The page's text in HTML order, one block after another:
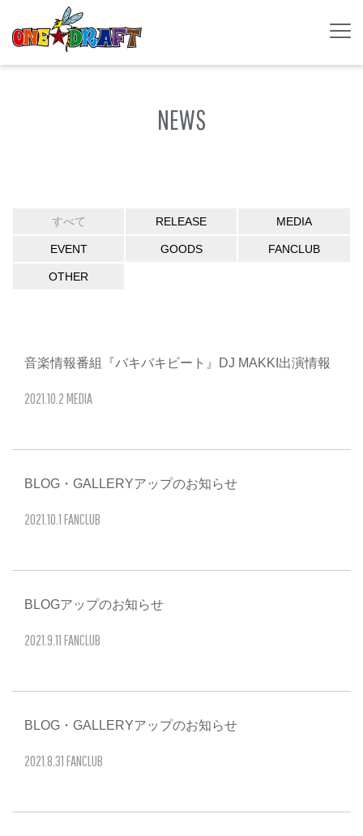
NEWS
すべて RELEASE MEDIA
EVENT GOODS FANCLUB
OTHER
音楽情報番組『バキバキビート』DJ MAKKI出演情報
202110 2MEDIA
BLOG・GALLERYアップのお知らせ
2021101FANCLUB
BLOGアップのお知らせ
2021911FANCLUB
BLOG・GALLERYアップのお知らせ
2021831FANCLUB